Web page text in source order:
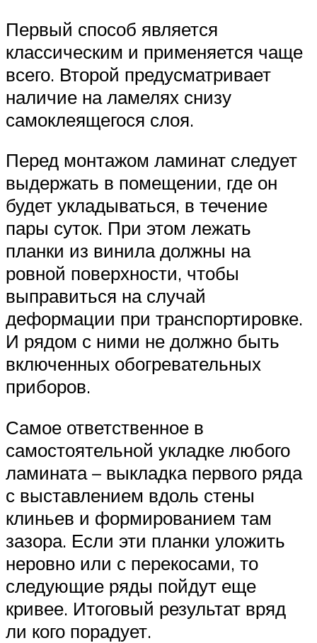
Первый способ является
классическим и применяется чаще
всего. Второй предусматривает
наличие на ламелях снизу
самоклеящегося слоя.
Перед монтажом ламинат следует
выдержать в помещении, где он
будет укладываться, в течение
пары суток. При этом лежать
планки из винила должны на
ровной поверхности, чтобы
выправиться на случай
деформации при транспортировке.
И рядом с ними не должно быть
включенных обогревательных
приборов.
Самое ответственное в
самостоятельной укладке любого
ламината – выкладка первого ряда
с выставлением вдоль стены
клиньев и формированием там
зазора. Если эти планки уложить
неровно или с перекосами, то
следующие ряды пойдут еще
кривее. Итоговый результат вряд
ли кого порадует.